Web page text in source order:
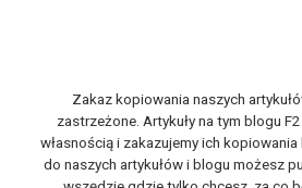
Zakaz kopiowania naszych
zastrzeżone. Artykuły na tym blogu
własnością i zakazujemy ich
do naszych artykułów i blogu możesz